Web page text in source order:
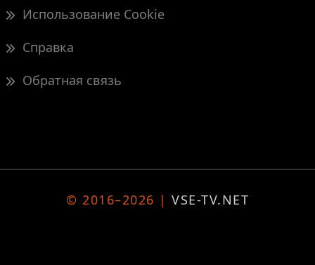
Использование Cookie
Справка
Обратная связь
© 2016–2026 | VSE-TV.NET